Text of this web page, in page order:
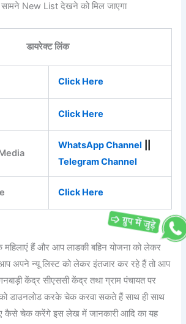
New List देखने को मिल जाएगा
डायरेक्ट लिंक
Click Here
Click Here
WhatsApp Channel
Telegram Channel
Click Here
महिलाएं हैं और आप लाडकी बहिन योजना को लेकर
अपने न्यू लिस्ट को लेकर इंतजार कर रहे हैं तो आप
केंद्र सीएससी केंद्र तथा ग्राम पंचायत पर
डाउनलोड करके चेक करवा सकते हैं साथ ही साथ
कैसे चेक करेंगे इस लेख में जानकारी आदि का यह